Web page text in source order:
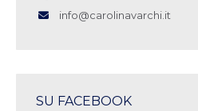
info@carolinavarchi.it
SU FACEBOOK